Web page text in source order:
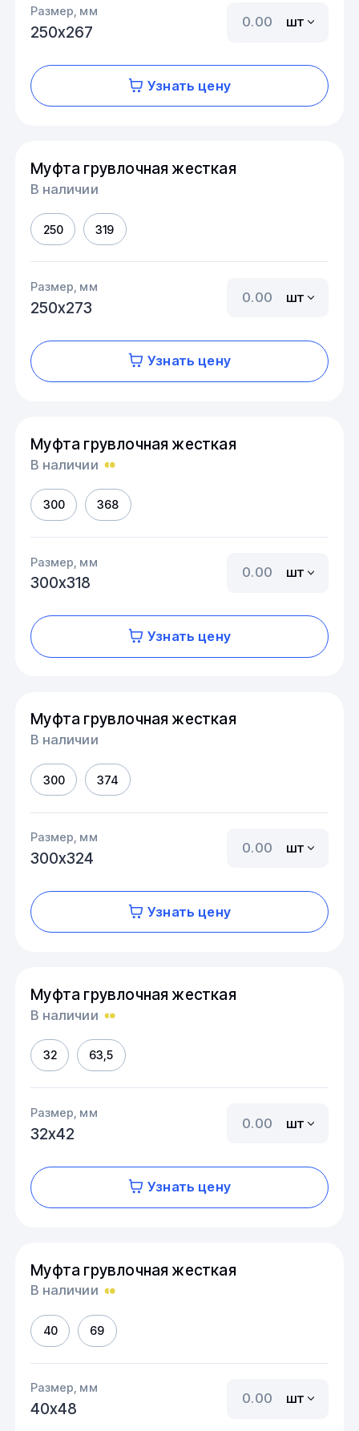
Размер, мм
250х267
шт
Узнать цену
Муфта грувлочная жесткая
В наличии
250 319
Размер, мм
250х273
шт
Узнать цену
Муфта грувлочная жесткая
В наличии
300 368
Размер, мм
300х318
шт
Узнать цену
Муфта грувлочная жесткая
В наличии
300 374
Размер, мм
300х324
шт
Узнать цену
Муфта грувлочная жесткая
В наличии
32 63,5
Размер, мм
32х42
шт
Узнать цену
Муфта грувлочная жесткая
В наличии
40 69
Размер, мм
40х48
шт